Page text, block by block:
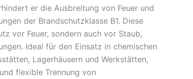
er die Ausbreitung von Feuer und
der Brandschutzklasse B1. Diese
vor Feuer, sondern auch vor Staub,
Ideal für den Einsatz in chemischen
Lagerhäusern und Werkstätten,
flexible Trennung von